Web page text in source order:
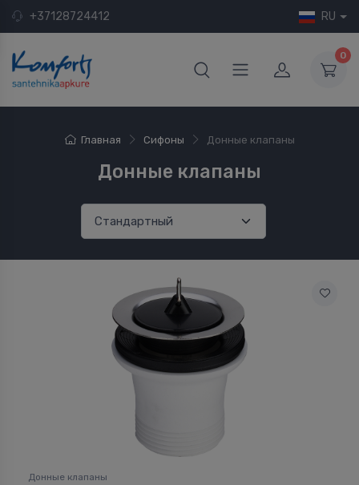
+37128724412 RU
0
Главная Сифоны Донные клапаны
Донные клапаны
Донные клапаны